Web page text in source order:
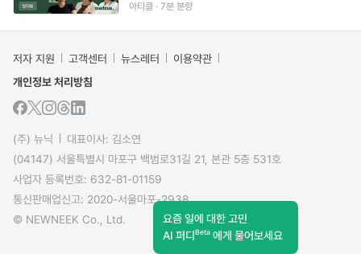
아티클 · 7분 분량
저자 지원 고객센터 뉴스레터
이용약관
개인정보 처리방침
(주) 뉴닉
대표이사: 김소연
(04147) 서울특별시 마포구 백범로31길 21, 본관 5층 531호
사업자 등록번호: 632-81-01159
통신판매업신고: 2020-서울마포-2938
© NEWNEEK Co., Ltd.
요즘 일에 대한 고민
AI 퍼디Beta 에게 물어보세요